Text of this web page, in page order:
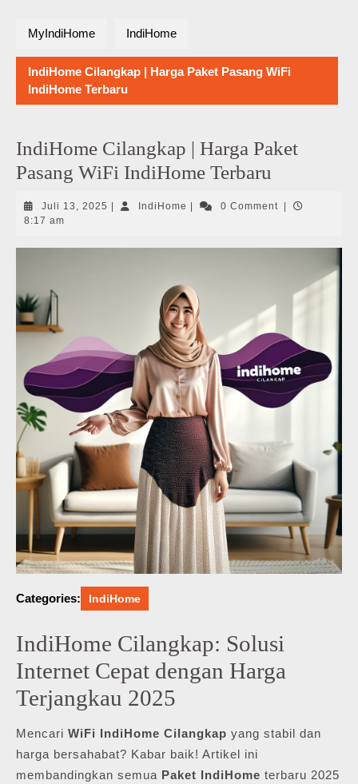
MyIndiHome IndiHome
IndiHome Cilangkap | Harga Paket Pasang WiFi
IndiHome Terbaru
IndiHome Cilangkap | Harga Paket
Pasang WiFi IndiHome Terbaru
Juli 13, 2025 Juli
IndiHome IndiHome0 Comment
8:17 am
Categories: IndiHome
IndiHome Cilangkap: Solusi
Internet Cepat dengan Harga
Terjangkau 2025
Mencari WiFi IndiHome Cilangkap yang stabil dan
harga bersahabat? Kabar baik! Artikel ini
membandingkan semua Paket IndiHome terbaru 2025